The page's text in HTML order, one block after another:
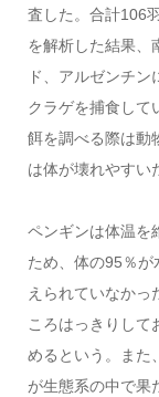
査した。合計106
を解析した結果、
ド、アルゼンチ
クラゲを捕食して
餌を調べる際は動
は体が壊れやすい
ペンギンは体温を
ため、体の95％
えられていなかっ
ころはっきりして
めるという。また
が生態系の中で果